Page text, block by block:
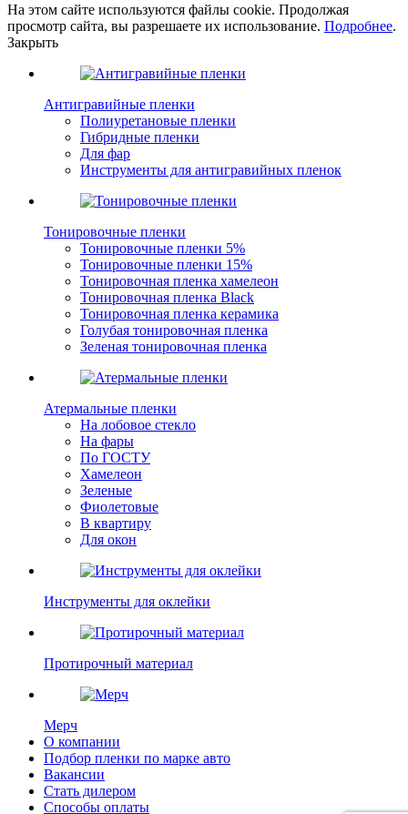
На этом сайте используются файлы cookie. Продолжая
просмотр сайта, вы разрешаете их использование. Подробнее.
Закрыть
Антигравийные пленки
Полиуретановые пленки
Гибридные пленки
Для фар
Инструменты для антигравийных пленок
Тонировочные пленки
Тонировочные пленки 5%
Тонировочные пленки 15%
Тонировочная пленка хамелеон
Тонировочная пленка Black
Тонировочная пленка керамика
Голубая тонировочная пленка
Зеленая тонировочная пленка
Атермальные пленки
На лобовое стекло
На фары
По ГОСТУ
Хамелеон
Зеленые
Фиолетовые
В квартиру
Для окон
Инструменты для оклейки
Протирочный материал
Мерч
О компании
Подбор пленки по марке авто
Вакансии
Стать дилером
Способы оплаты